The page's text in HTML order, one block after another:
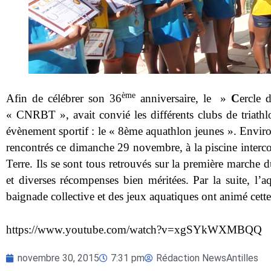
Afin de célébrer son 36èmeanniversaire, le » Cercle
« CNRBT », avait convié les différents clubs de
évènement sportif : le « 8ème aquathlon jeunes ».
rencontrés ce dimanche 29 novembre, à la piscine
Terre. Ils se sont tous retrouvés sur la première marche
et diverses récompenses bien méritées. Par la suite,
baignade collective et des jeux aquatiques ont animé
https://www.youtube.com/watch?v=xgSYkWXMBQQ
novembre 30, 2015 7:31 pm Rédaction NewsAntilles